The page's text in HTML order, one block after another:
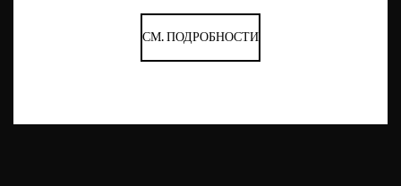
СМ. ПОДРОБНОСТИ